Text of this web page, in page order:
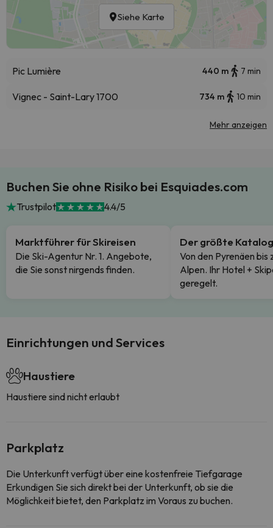
Siehe Karte
Pic Lumière 440 m 7 min
Vignec - Saint-Lary 1700 734 m 10 min
Mehr anzeigen
Buchen Sie ohne Risiko bei Esquiades.com
Trustpilot 4.4/5
Marktführer für Skireisen
Die Ski-Agentur Nr. 1. Angebote,
die Sie sonst nirgends finden.
Der größte Katalog
Von den Pyrenäen bis
Alpen. Ihr Hotel +
geregelt.
Einrichtungen und Services
Haustiere
Haustiere sind nicht erlaubt
Parkplatz
Die Unterkunft verfügt über eine kostenfreie Tiefgarage
Erkundigen Sie sich direkt bei der Unterkunft, ob sie die
Möglichkeit bietet, den Parkplatz im Voraus zu buchen.